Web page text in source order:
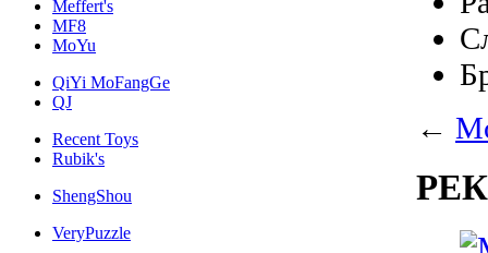
Meffert's
MF8
MoYu
QiYi MoFangGe
QJ
Recent Toys
Rubik's
ShengShou
VeryPuzzle
←